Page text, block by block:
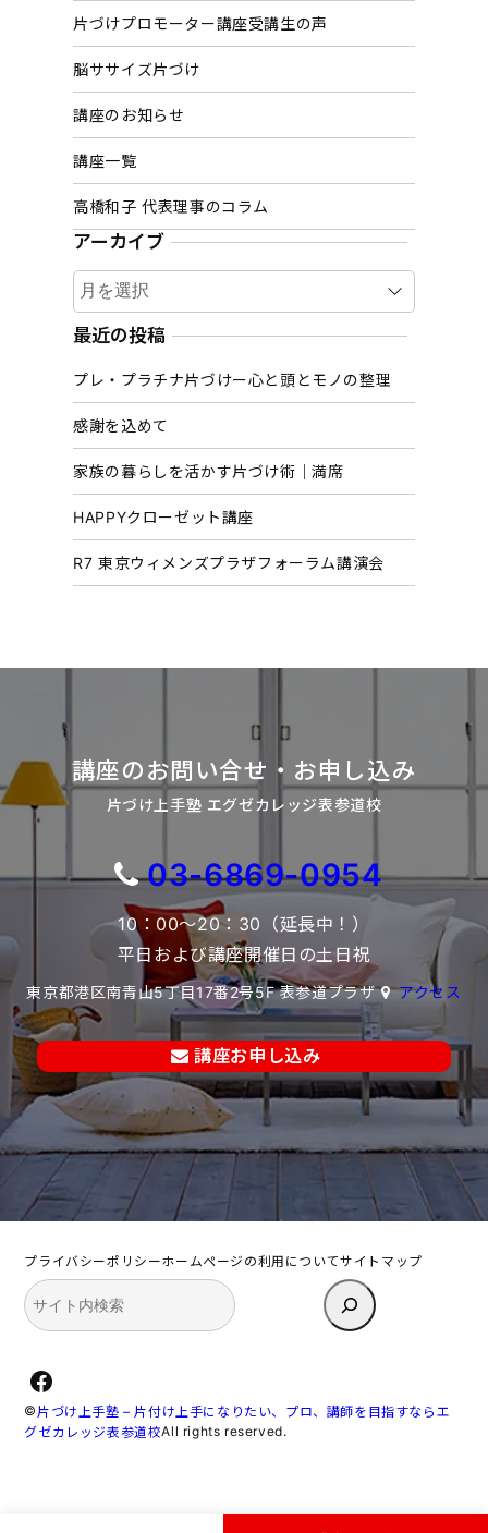
片づけプロモーター講座受講生の声
脳ササイズ片づけ
講座のお知らせ
講座一覧
高橋和子 代表理事のコラム
アーカイブ
ア
ー
カ
ブ
最近の投稿
プレ・プラチナ片づけー心と頭とモノの整理
感謝を込めて
家族の暮らしを活かす片づけ術｜満席
HAPPYクローゼット講座
R7 東京ウィメンズプラザフォーラム講演会
講座のお問い合せ・お申し込み
片づけ上手塾 エグゼカレッジ表参道校
03-6869-0954
10：00～20：30（延長中！）
平日および講座開催日の土日祝
東京都港区南青山5丁目17番2号5F 表参道プラザ アクセス
講座お申し込み
プライバシーポリシーホームページの利用についてサイトマップ
検
索
Facebook
©片づけ上手塾 – 片付け上手になりたい、プロ、講師を目指すならエ
グゼカレッジ表参道校All rights reserved.